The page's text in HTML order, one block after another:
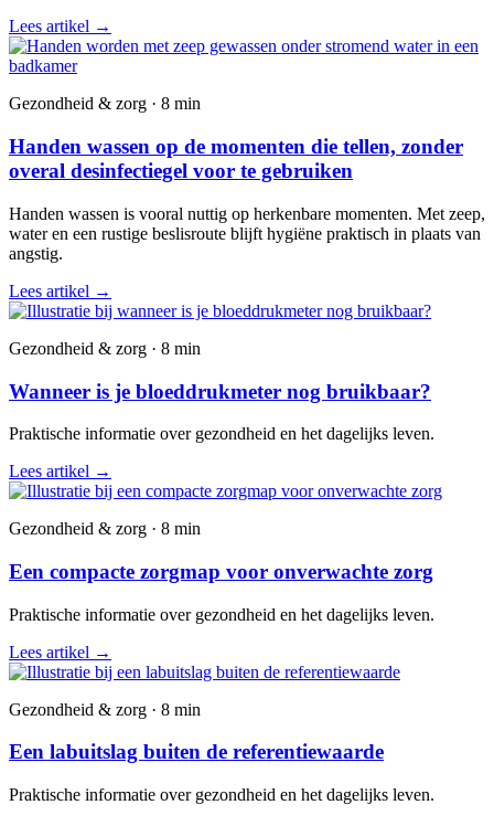
Lees artikel →
Gezondheid & zorg · 8 min
Handen wassen op de momenten die tellen, zonder
overal desinfectiegel voor te gebruiken
Handen wassen is vooral nuttig op herkenbare momenten. Met zeep,
water en een rustige beslisroute blijft hygiëne praktisch in plaats van
angstig.
Lees artikel →
Gezondheid & zorg · 8 min
Wanneer is je bloeddrukmeter nog bruikbaar?
Praktische informatie over gezondheid en het dagelijks leven.
Lees artikel →
Gezondheid & zorg · 8 min
Een compacte zorgmap voor onverwachte zorg
Praktische informatie over gezondheid en het dagelijks leven.
Lees artikel →
Gezondheid & zorg · 8 min
Een labuitslag buiten de referentiewaarde
Praktische informatie over gezondheid en het dagelijks leven.